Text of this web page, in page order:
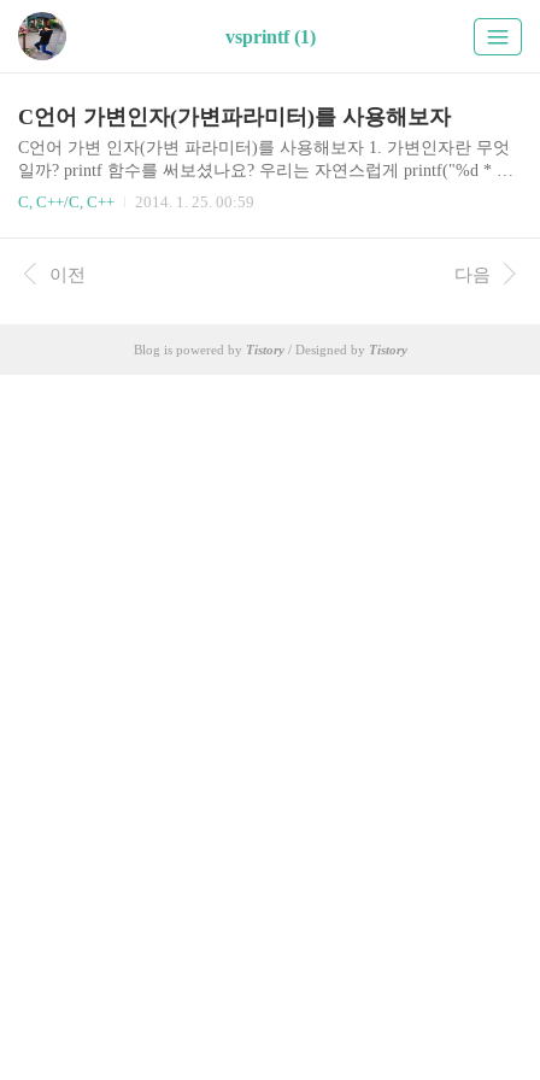
vsprintf (1)
C언어 가변인자(가변파라미터)를 사용해보자
C언어 가변 인자(가변 파라미터)를 사용해보자 1. 가변인자란 무엇
일까? printf 함수를 써보셨나요? 우리는 자연스럽게 printf("%d * %d
= %d", 3, 5, 3*5)라고 쓰고 있습니다. 가만보면 printf라는 함수는 인
이런 마법을 부릴 수 있게 하는 가변 인자라는 것에 대해 포스팅을
하겠습니다. 2. printf의 원형 printf 함수의 원형을 찾아보신 분이 계
C, C++/C, C++ 2014. 1. 25. 00:59
이전 다음
Blog is powered by Tistory/ Designed by Tistory